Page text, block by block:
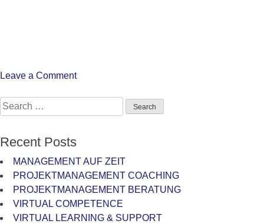
Leave a Commenton
Sichtbarkeit
Search
for:
Recent Posts
MANAGEMENT AUF ZEIT
PROJEKTMANAGEMENT COACHING
PROJEKTMANAGEMENT BERATUNG
VIRTUAL COMPETENCE
VIRTUAL LEARNING & SUPPORT